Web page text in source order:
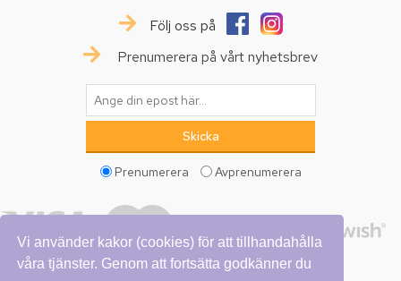
Vi använder kakor (cookies) för att tillhandahålla
våra tjänster. Genom att fortsätta godkänner du
Följ oss på
Prenumerera på vårt nyhetsbrev
Prenumerera Avprenumerera